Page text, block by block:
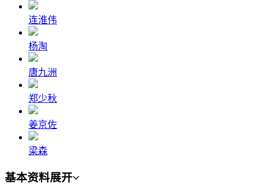
连淮伟
杨淘
唐九洲
郑少秋
姜京佐
梁森
基本资料展开